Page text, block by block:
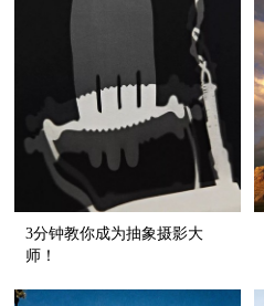
3分钟教你成为抽象摄影大
师！